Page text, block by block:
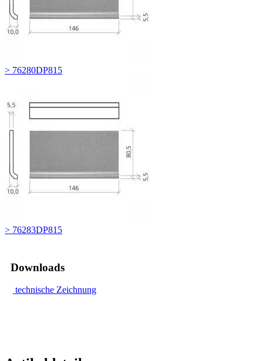
> 76280DP815
> 76283DP815
Downloads
technische Zeichnung